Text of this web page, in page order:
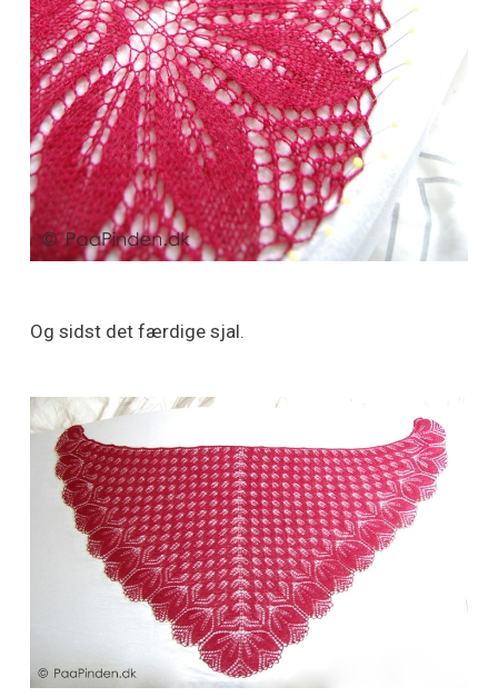
Og sidst det færdige sjal.